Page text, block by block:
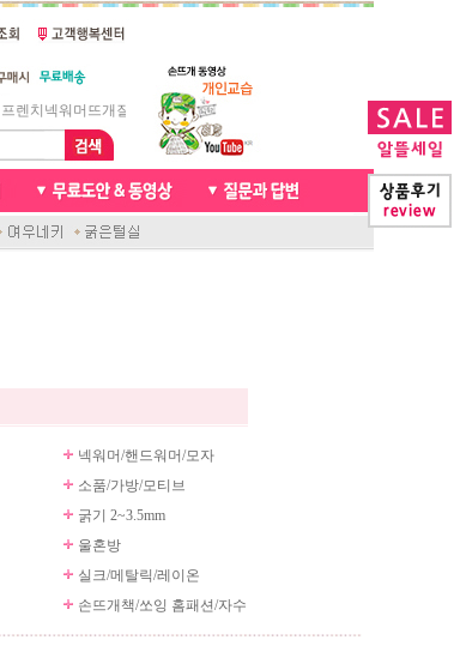
비니방울모자 동영상
꽈배기목도리
천연가죽 핸드메이드라벨
신생아모자뜨기
손뜨개인형
자라무늬 목도리뜨기
넥워머/핸드워머/모자
소품/가방/모티브
굵기 2~3.5mm
울혼방
실크/메탈릭/레이온
손뜨개책/쏘잉 홈패션/자수